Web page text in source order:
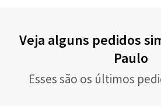
Veja alguns pedidos
Paulo
Esses são os últimos